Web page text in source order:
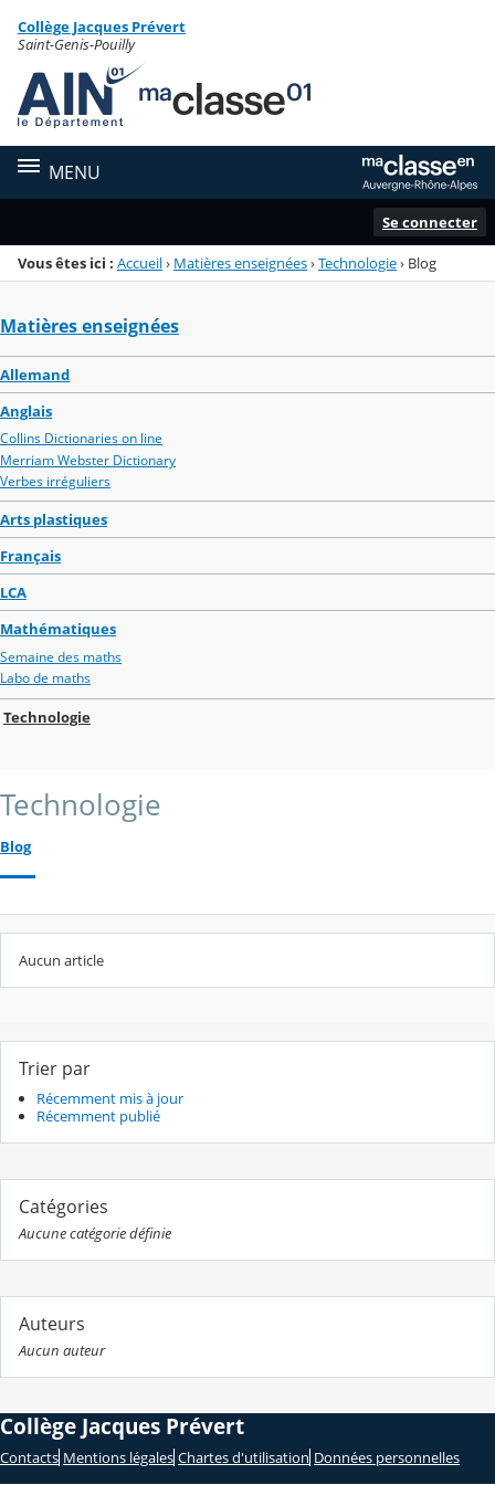
Menu de la rubrique
Contenu
Collège Jacques Prévert
Saint-Genis-Pouilly
MENU
Se connecter
Vous êtes ici : Accueil› Matières enseignées›Technologie› Blog
Matières enseignées
Allemand
Anglais
Collins Dictionaries on line
Merriam Webster Dictionary
Verbes irréguliers
Arts plastiques
Français
LCA
Mathématiques
Semaine des maths
Labo de maths
Technologie
Technologie
Blog
Aucun article
Trier par
Récemment mis à jour
Récemment publié
Catégories
Aucune catégorie définie
Auteurs
Aucun auteur
Collège Jacques Prévert
Contacts Mentions légales Chartes d'utilisation Données personnelles